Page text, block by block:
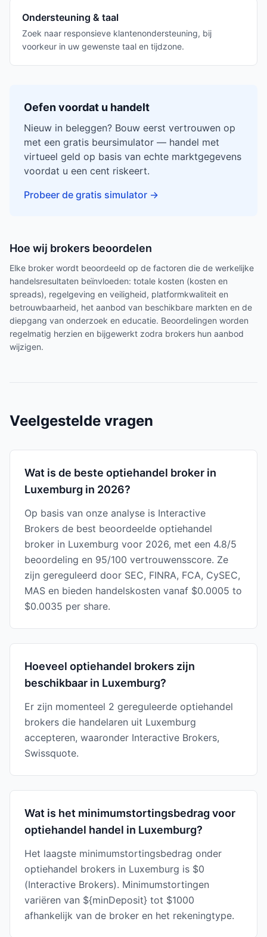
Ondersteuning & taal
Zoek naar responsieve klantenondersteuning, bij
voorkeur in uw gewenste taal en tijdzone.
Oefen voordat u handelt
Nieuw in beleggen? Bouw eerst vertrouwen op
met een gratis beursimulator — handel met
virtueel geld op basis van echte marktgegevens
voordat u een cent riskeert.
Probeer de gratis simulator →
Hoe wij brokers beoordelen
Elke broker wordt beoordeeld op de factoren die de werkelijke
handelsresultaten beïnvloeden: totale kosten (kosten en
spreads), regelgeving en veiligheid, platformkwaliteit en
betrouwbaarheid, het aanbod van beschikbare markten en de
diepgang van onderzoek en educatie. Beoordelingen worden
regelmatig herzien en bijgewerkt zodra brokers hun aanbod
wijzigen.
Veelgestelde vragen
Wat is de beste optiehandel broker in
Luxemburg in 2026?
Op basis van onze analyse is Interactive
Brokers de best beoordeelde optiehandel
broker in Luxemburg voor 2026, met een 4.8/5
beoordeling en 95/100 vertrouwensscore. Ze
zijn gereguleerd door SEC, FINRA, FCA, CySEC,
MAS en bieden handelskosten vanaf $0.0005 to
$0.0035 per share.
Hoeveel optiehandel brokers zijn
beschikbaar in Luxemburg?
Er zijn momenteel 2 gereguleerde optiehandel
brokers die handelaren uit Luxemburg
accepteren, waaronder Interactive Brokers,
Swissquote.
Wat is het minimumstortingsbedrag voor
optiehandel handel in Luxemburg?
Het laagste minimumstortingsbedrag onder
optiehandel brokers in Luxemburg is $0
(Interactive Brokers). Minimumstortingen
variëren van ${minDeposit} tot $1000
afhankelijk van de broker en het rekeningtype.